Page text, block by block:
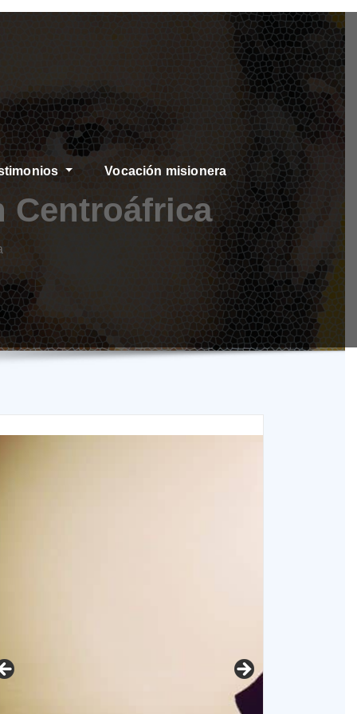
Vocación misionera
Centroáfrica